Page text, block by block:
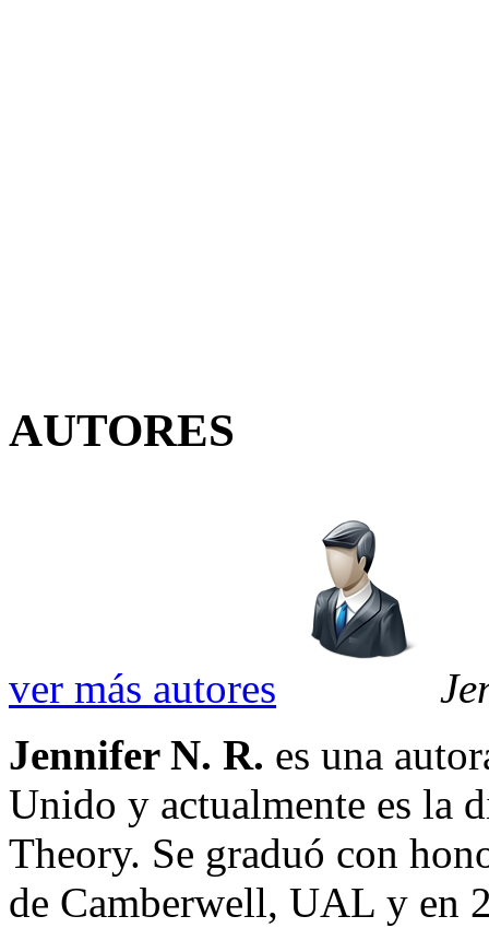
AUTORES
ver más autores
Jennifer N. R. es una
Unido y actualmente es la
Theory. Se graduó con
de Camberwell, UAL y en